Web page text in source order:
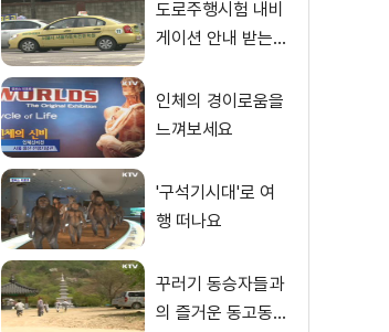
도로주행시험 내비
게이션 안내 받는
인체의 경이로움을
느껴보세요
'구석기시대'로 여
행 떠나요
꾸러기 동승자들과
의 즐거운 동고동